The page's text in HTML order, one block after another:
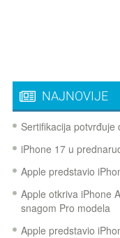
NAJNOVIJE
Sertifikacija
iPhone 17 u
Apple predstavio
Apple otkriva iPhone
snagom Pro modela
Apple predstavio